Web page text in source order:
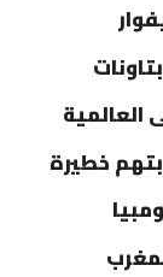
العالمية
خطيرة